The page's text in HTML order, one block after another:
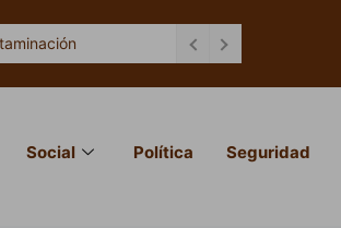
Social Política Seguridad